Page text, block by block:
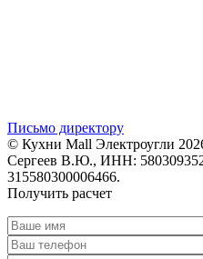
Письмо директору
© Кухни Mall Электроугли
Сергеев В.Ю., ИНН:
315580300006466.
Получить расчет